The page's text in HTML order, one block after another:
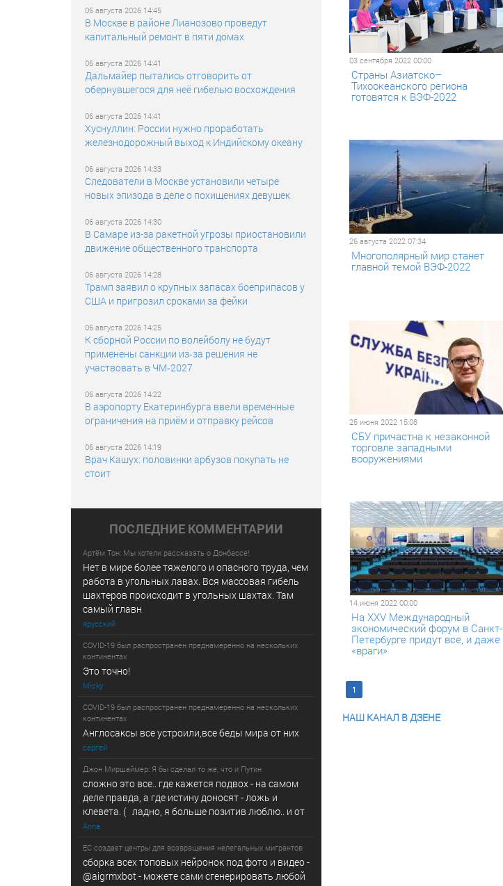
06 августа 2026 14:45
В Москве в районе Лианозово проведут
капитальный ремонт в пяти домах
06 августа 2026 14:41
Дальмайер пытались отговорить от
обернувшегося для неё гибелью восхождения
06 августа 2026 14:41
Хуснуллин: России нужно проработать
железнодорожный выход к Индийскому океану
06 августа 2026 14:33
Следователи в Москве установили четыре
новых эпизода в деле о похищениях девушек
06 августа 2026 14:30
В Самаре из-за ракетной угрозы приостановили
движение общественного транспорта
06 августа 2026 14:28
Трамп заявил о крупных запасах боеприпасов у
США и пригрозил сроками за фейки
06 августа 2026 14:25
К сборной России по волейболу не будут
применены санкции из‑за решения не
участвовать в ЧМ‑2027
06 августа 2026 14:22
В аэропорту Екатеринбурга ввели временные
ограничения на приём и отправку рейсов
06 августа 2026 14:19
Врач Кашух: половинки арбузов покупать не
стоит
ПОСЛЕДНИE КОММЕНТАРИИ
Артём Тон: Мы хотели рассказать о Донбассе!
Нет в мире более тяжелого и опасного труда, чем
работа в угольных лавах. Вся массовая гибель
шахтеров происходит в угольных шахтах. Там
самый главн
ярусский
COVID-19 был распространен преднамеренно на нескольких
континентах
Это точно!
Micky
COVID-19 был распространен преднамеренно на нескольких
континентах
Англосаксы все устроили,все беды мира от них
сергей
Джон Миршаймер: Я бы сделал то же, что и Путин
сложно это все.. где кажется подвох - на самом
деле правда, а где истину доносят - ложь и
клевета. ( ладно, я больше позитив люблю.. и от
Anna
ЕС создает центры для возвращения нелегальных мигрантов
сборка всех топовых нейронок под фото и видео -
@­a­i­­gr­mx­b­­o­t - можете сами сгенерировать любой
03 сентября 2022 00:00
Страны Азиатско–
Тихоокеанского региона
готовятся к ВЭФ-2022
26 августа 2022 07:34
Многополярный мир станет
главной темой ВЭФ-2022
25 июня 2022 15:08
СБУ причастна к незаконной
торговле западными
вооружениями
14 июня 2022 00:00
На XXV Международный
экономический форум в Санкт-
Петербурге придут все, и даже
«враги»
1
НАШ КАНАЛ В ДЗЕНЕ